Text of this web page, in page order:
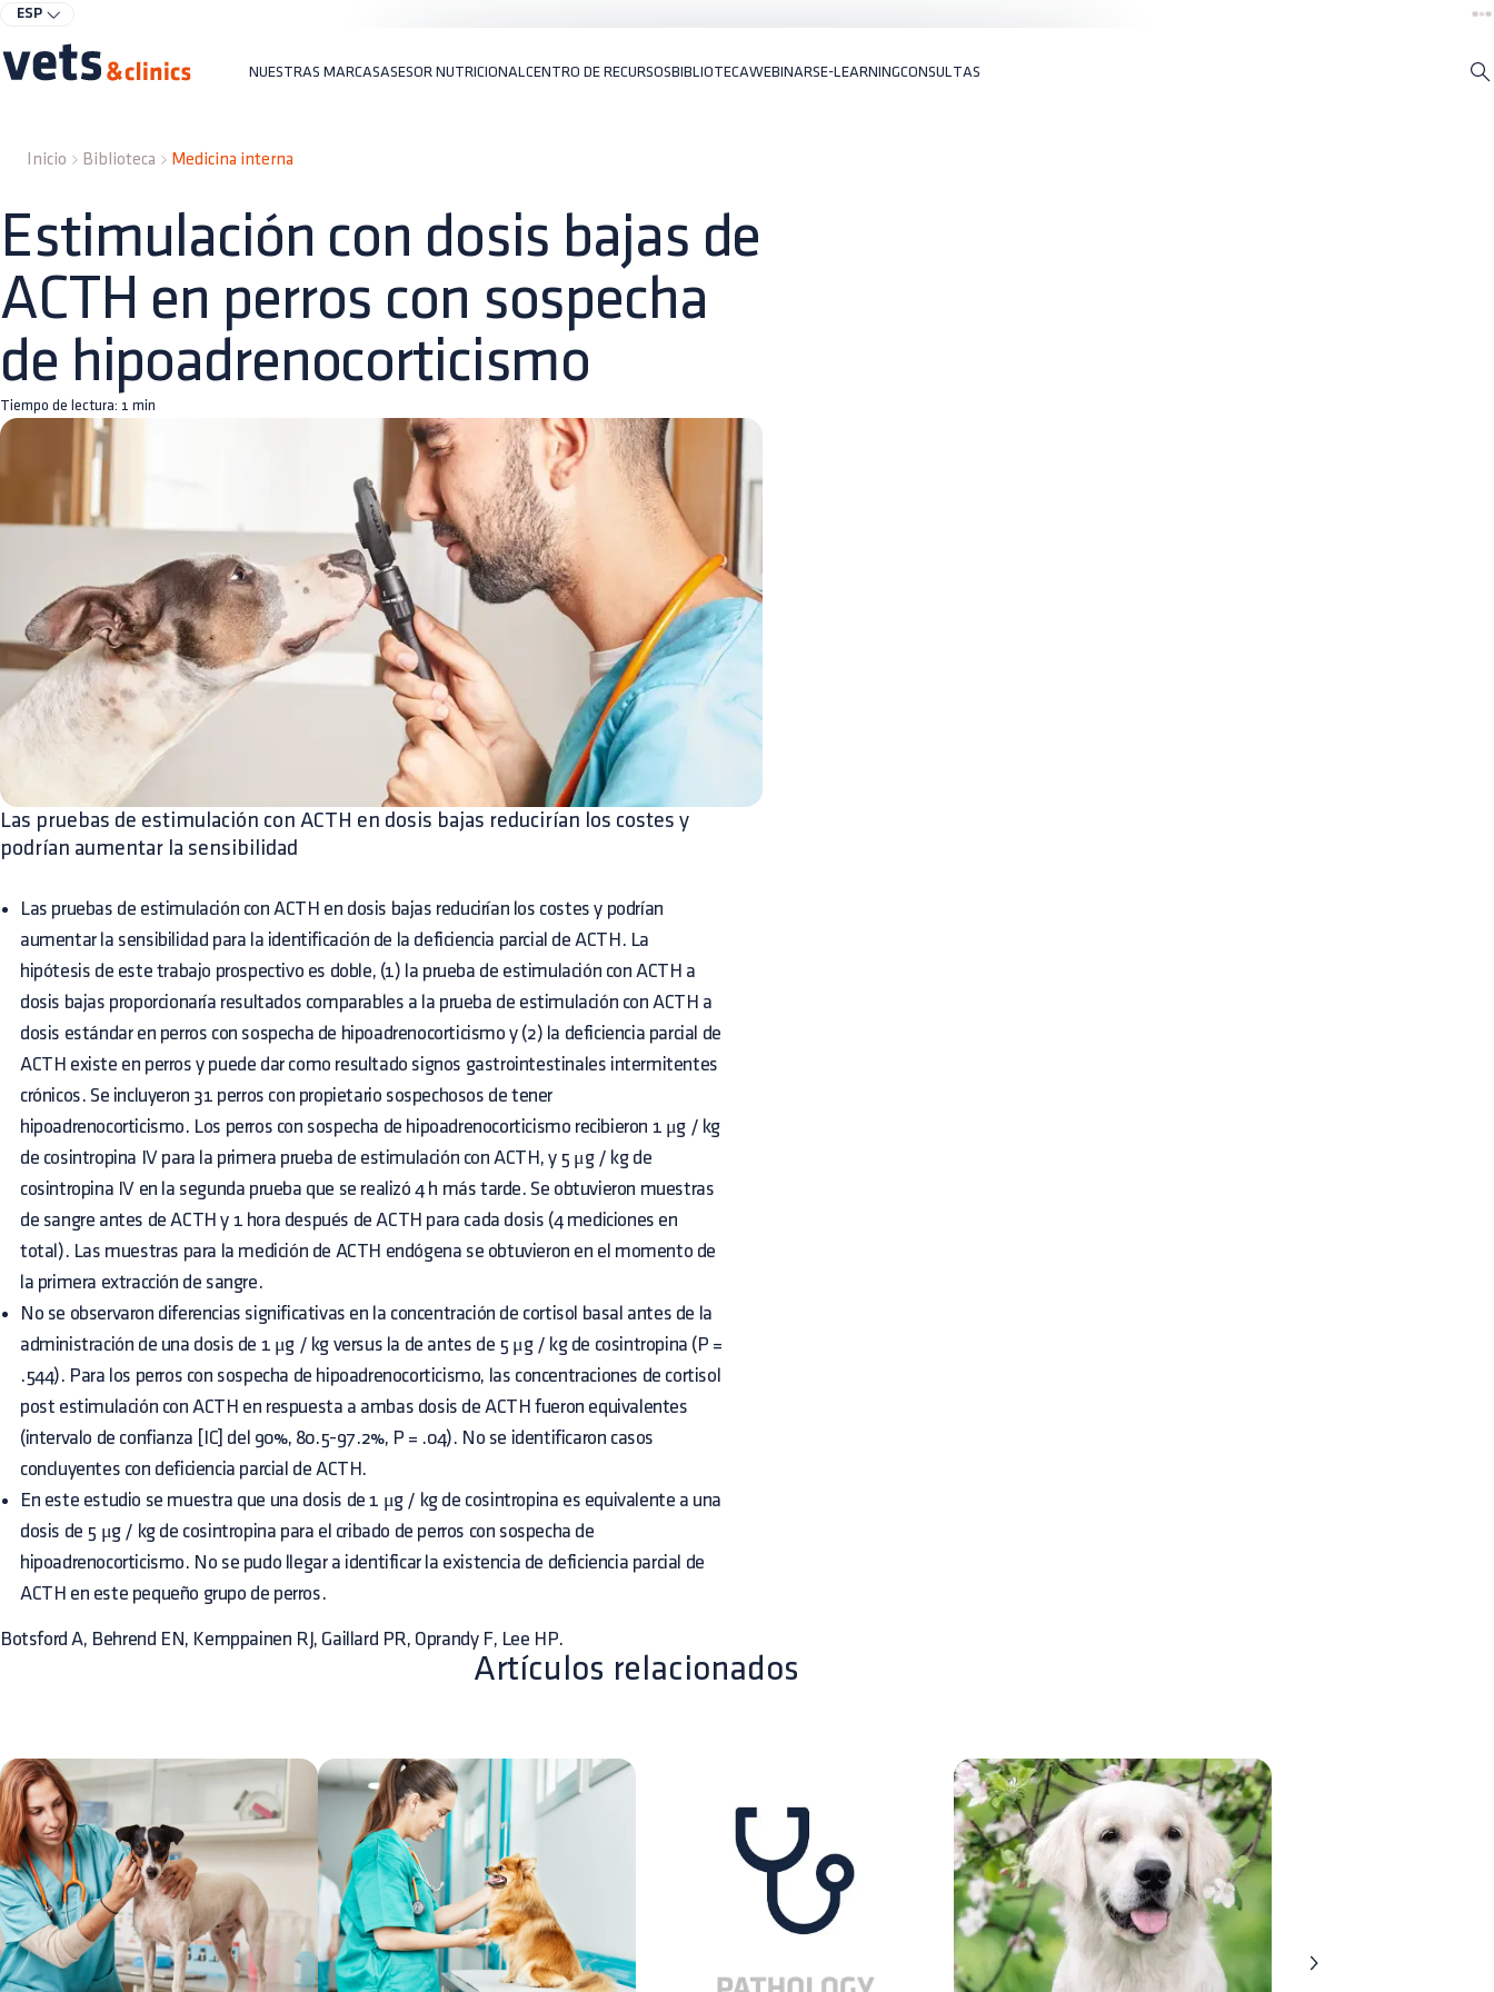
ESP
NUESTRAS MARCASASESOR NUTRICIONAL CENTRO DE RECURSOSBIBLIOTECAWEBINARSE-LEARNINGCONSULTAS
Inicio Biblioteca Medicina interna
Estimulación con dosis bajas de
ACTH en perros con sospecha
de hipoadrenocorticismo
Tiempo de lectura: 1 min
Las pruebas de estimulación con ACTH en dosis bajas reducirían los costes y
podrían aumentar la sensibilidad
Las pruebas de estimulación con ACTH en dosis bajas reducirían los costes y podrían
aumentar la sensibilidad para la identificación de la deficiencia parcial de ACTH. La
hipótesis de este trabajo prospectivo es doble, (1) la prueba de estimulación con ACTH a
dosis bajas proporcionaría resultados comparables a la prueba de estimulación con ACTH a
dosis estándar en perros con sospecha de hipoadrenocorticismo y (2) la deficiencia parcial de
ACTH existe en perros y puede dar como resultado signos gastrointestinales intermitentes
crónicos. Se incluyeron 31 perros con propietario sospechosos de tener
hipoadrenocorticismo. Los perros con sospecha de hipoadrenocorticismo recibieron 1 μg / kg
de cosintropina IV para la primera prueba de estimulación con ACTH, y 5 μg / kg de
cosintropina IV en la segunda prueba que se realizó 4 h más tarde. Se obtuvieron muestras
de sangre antes de ACTH y 1 hora después de ACTH para cada dosis (4 mediciones en
total). Las muestras para la medición de ACTH endógena se obtuvieron en el momento de
la primera extracción de sangre.
No se observaron diferencias significativas en la concentración de cortisol basal antes de la
administración de una dosis de 1 μg / kg versus la de antes de 5 μg / kg de cosintropina (P =
.544). Para los perros con sospecha de hipoadrenocorticismo, las concentraciones de cortisol
post estimulación con ACTH en respuesta a ambas dosis de ACTH fueron equivalentes
(intervalo de confianza [IC] del 90%, 80.5-97.2%, P = .04). No se identificaron casos
concluyentes con deficiencia parcial de ACTH.
En este estudio se muestra que una dosis de 1 μg / kg de cosintropina es equivalente a una
dosis de 5 μg / kg de cosintropina para el cribado de perros con sospecha de
hipoadrenocorticismo. No se pudo llegar a identificar la existencia de deficiencia parcial de
ACTH en este pequeño grupo de perros.
Botsford A, Behrend EN, Kemppainen RJ, Gaillard PR, Oprandy F, Lee HP.
Artículos relacionados